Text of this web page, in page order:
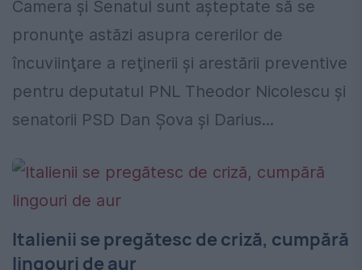
Camera şi Senatul sunt aşteptate să se
pronunţe astăzi asupra cererilor de
încuviinţare a reţinerii şi arestării preventive
pentru deputatul PNL Theodor Nicolescu şi
senatorii PSD Dan Şova şi Darius...
Italienii se pregătesc de criză, cumpără
lingouri de aur